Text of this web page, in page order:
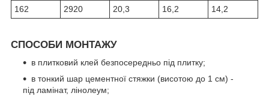
162
2920 20,3 16,2 14,2
СПОСОБИ МОНТАЖУ
в плитковий клей безпосередньо під плитку;
в тонкий шар цементної стяжки (висотою до 1 см) -
під ламінат, лінолеум;